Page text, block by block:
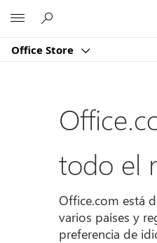
Office Store
todo el
Office.com está
varios países y
preferencia de